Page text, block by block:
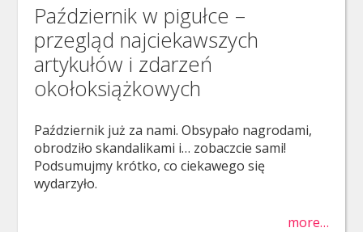
Październik w pigułce –
przegląd najciekawszych
artykułów i zdarzeń
okołoksiążkowych
Październik już za nami. Obsypało nagrodami,
obrodziło skandalikami i… zobaczcie sami!
Podsumujmy krótko, co ciekawego się
wydarzyło.
more…